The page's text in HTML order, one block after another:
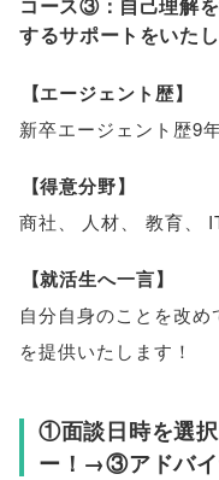
コース③：自己理解を
するサポートをいた
【エージェント歴】
新卒エージェント歴9
【得意分野】
商社、 人材、 教育、
【就活生へ一言】
自分自身のことを改
を提供いたします！
①面談日時を選
ー！→③アドバイ